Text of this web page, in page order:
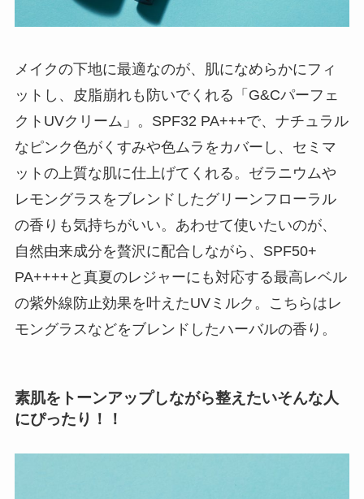
メイクの下地に最適なのが、肌になめらかにフィ
ットし、皮脂崩れも防いでくれる「G&Cパーフェ
クトUVクリーム」。SPF32 PA+++で、ナチュラル
なピンク色がくすみや色ムラをカバーし、セミマ
ットの上質な肌に仕上げてくれる。ゼラニウムや
レモングラスをブレンドしたグリーンフローラル
の香りも気持ちがいい。あわせて使いたいのが、
自然由来成分を贅沢に配合しながら、SPF50+
PA++++と真夏のレジャーにも対応する最高レベル
の紫外線防止効果を叶えたUVミルク。こちらはレ
モングラスなどをブレンドしたハーバルの香り。
素肌をトーンアップしながら整えたいそんな人
にぴったり！！